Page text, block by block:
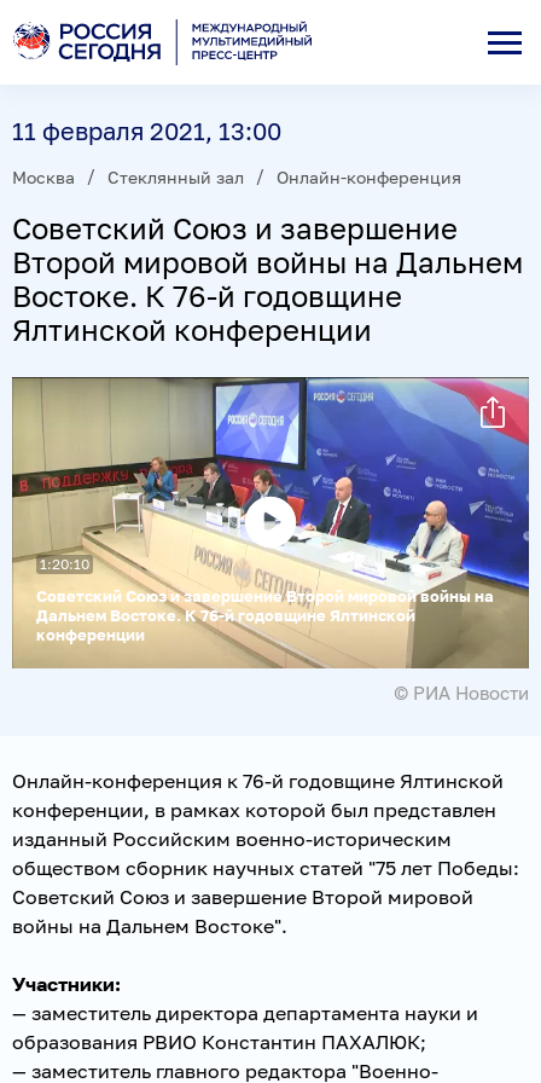
11 февраля 2021, 13:00
Москва Стеклянный зал Онлайн-конференция
Советский Союз и завершение
Второй мировой войны на Дальнем
Востоке. К 76-й годовщине
Ялтинской конференции
Воспроизвести
видео
Советский Союз и завершение Второй мировой войны на
Дальнем Востоке. К 76-й годовщине Ялтинской
конференции
1:20:10
© РИА Новости
Онлайн-конференция к 76-й годовщине Ялтинской
конференции, в рамках которой был представлен
изданный Российским военно-историческим
обществом сборник научных статей "75 лет Победы:
Советский Союз и завершение Второй мировой
войны на Дальнем Востоке".
Участники:
— заместитель директора департамента науки и
образования РВИО Константин ПАХАЛЮК;
— заместитель главного редактора "Военно-